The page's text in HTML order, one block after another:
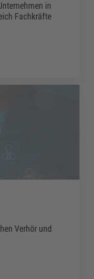
in
Fachkräfte
Verhör und